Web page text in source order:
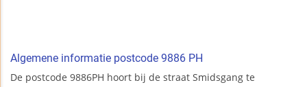
Algemene informatie postcode 9886 PH
De postcode 9886PH hoort bij de straat Smidsgang te